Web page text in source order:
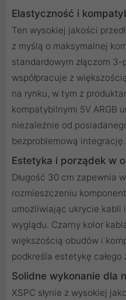
Elastyczność i
Ten wysokiej jakości
z myślą o maksymalnej
standardowym złączom
współpracuje z
na rynku, w tym z
kompatybilnymi 5V ARGB
niezależnie od
bezproblemową integrację.
Estetyka i porządek w
Długość 30 cm zapewnia
rozmieszczeniu
umożliwiając ukrycie kabli
wyglądu. Czarny kolor
większością obudów i
podkreśla estetykę całego
Solidne wykonanie dla
XSPC słynie z wysokiej